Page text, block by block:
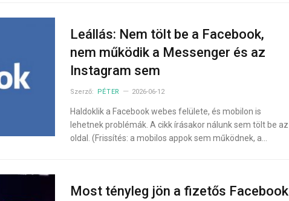
Leállás: Nem tölt be a Facebook,
nem működik a Messenger és az
Instagram sem
Szerző: PÉTER 2026-06-12
Haldoklik a Facebook webes felülete, és mobilon is
lehetnek problémák. A cikk írásakor nálunk sem tölt be az
oldal. (Frissítés: a mobilos appok sem működnek, a…
Most tényleg jön a fizetős Facebook